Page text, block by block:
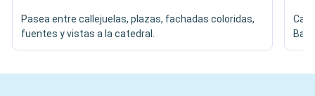
Pasea entre callejuelas, plazas, fachadas coloridas,
fuentes y vistas a la catedral.